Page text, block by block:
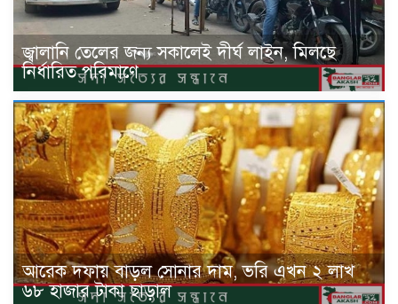
জ্বালানি তেলের জন্য সকালেই দীর্ঘ লাইন, মিলছে
নির্ধারিত পরিমাণে
আরেক দফায় বাড়ল সোনার দাম, ভরি এখন ২ লাখ
৬৮ হাজার টাকা ছাড়াল